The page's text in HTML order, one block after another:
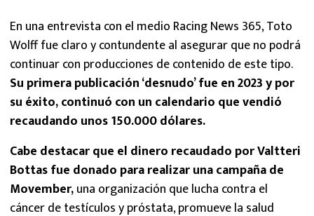
En una entrevista con el medio Racing News 365, Toto
Wolff fue claro y contundente al asegurar que no podrá
continuar con producciones de contenido de este tipo.
Su primera publicación ‘desnudo’ fue en 2023 y por
su éxito, continuó con un calendario que vendió
recaudando unos 150.000 dólares.
Cabe destacar que el dinero recaudado por Valtteri
Bottas fue donado para realizar una campaña de
Movember,una organización que lucha contra el
cáncer de testículos y próstata, promueve la salud